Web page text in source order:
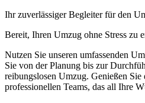
Ihr zuverlässiger Begleiter für den
Bereit, Ihren Umzug ohne Stress zu
Nutzen Sie unseren umfassenden
Sie von der Planung bis zur
reibungslosen Umzug. Genießen
professionellen Teams, das all Ihre